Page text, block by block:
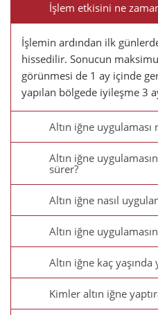
İşlem etkisini ne
İşlemin ardından ilk
hissedilir. Sonucun
görünmesi de 1 ay içinde
yapılan bölgede iyileşme 3
Altın iğne uygulaması
Altın iğne
sürer?
Altın iğne nasıl
Altın iğne
Altın iğne kaç yaşında
Kimler altın iğne